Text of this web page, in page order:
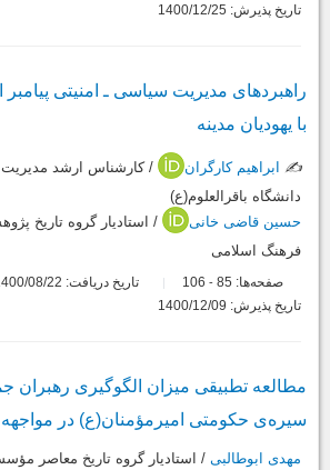
تاریخ پذیرش: 1400/12/25
راهبردهای مدیریت سیاسی‌ ـ امنیتی
با یهودیان مدینه
✍️ ابراهیم کارگران
/ کارشناس ارشد مدیریت
دانشگاه باقرالعلوم(ع)
حسین قاضی خانی
/ استادیار گروه تاریخ
فرهنگ اسلامی
صفحه‌ها: 85
-
تاریخ دریافت: 1400/08/22
تاریخ پذیرش: 1400/12/09
مطالعه تطبیقی میزان الگوگیری رهبران
سیره‌ی حکومتی امیرمؤمنان(ع) در مواجهه
مهدی ابوطالبی / استادیار گروه تاریخ معاصر